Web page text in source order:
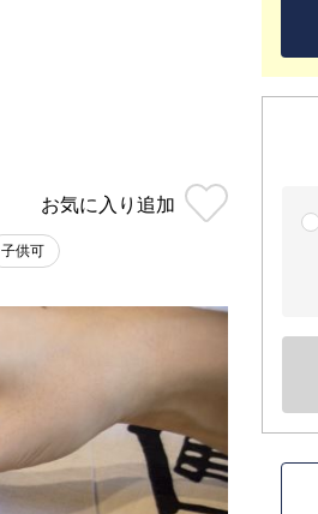
お気に入り 追加
子供可